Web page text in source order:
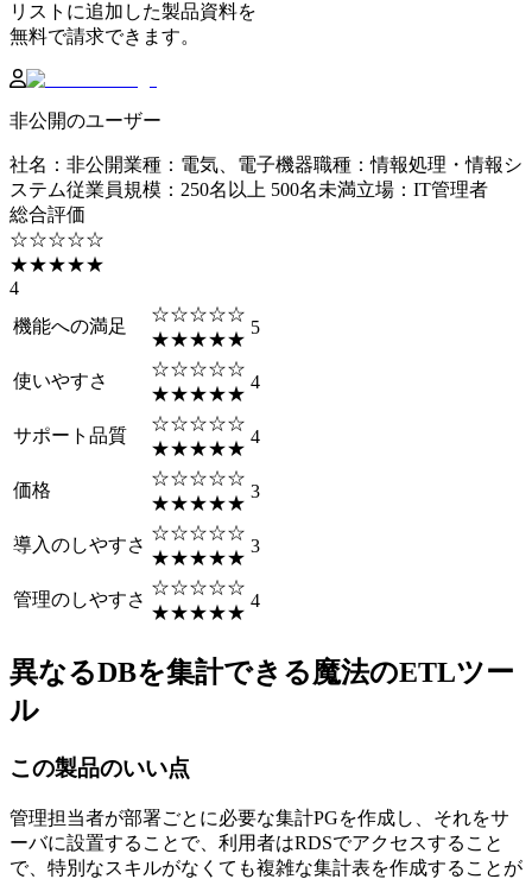
リストに追加した製品資料を
無料で請求できます。
非公開のユーザー
社名 ： 非公開業種 ： 電気、電子機器職種 ：情報処理・情報シ
ステム従業員規模 ： 250名以上 500名未満立場 ： IT管理者
総合評価
☆☆☆☆☆
★★★★★
4
機能への満足
☆☆☆☆☆
★★★★★
5
使いやすさ
☆☆☆☆☆
★★★★★
4
サポート品質
☆☆☆☆☆
★★★★★
4
価格
☆☆☆☆☆
★★★★★
3
導入のしやすさ
☆☆☆☆☆
★★★★★
3
管理のしやすさ
☆☆☆☆☆
★★★★★
4
異なるDBを集計できる魔法のETLツー
ル
この製品のいい点
管理担当者が部署ごとに必要な集計PGを作成し、それをサ
ーバに設置することで、利用者はRDSでアクセスすること
で、特別なスキルがなくても複雑な集計表を作成することが